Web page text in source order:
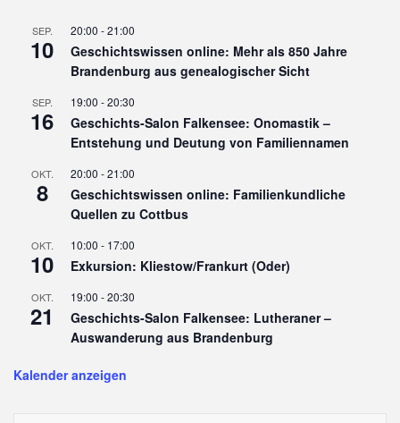
SEP.
10
20:00 -21:00
Geschichtswissen online: Mehr als 850 Jahre
Brandenburg aus genealogischer Sicht
SEP.
16
19:00 -20:30
Geschichts-Salon Falkensee: Onomastik –
Entstehung und Deutung von Familiennamen
OKT.
8
20:00 -21:00
Geschichtswissen online: Familienkundliche
Quellen zu Cottbus
OKT.
10
10:00 - 17:00
Exkursion: Kliestow/Frankurt (Oder)
OKT.
21
19:00 -20:30
Geschichts-Salon Falkensee: Lutheraner –
Auswanderung aus Brandenburg
Kalender anzeigen